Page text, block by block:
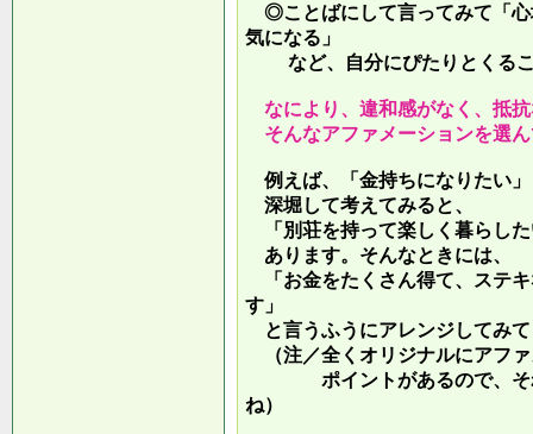
◎ことばにして言ってみて「心
気になる」
など、自分にぴたりとくるこ
なにより、違和感がなく、抵
そんなアファメーションを選
例えば、「金持ちになりたい
深堀して考えてみると、
「別荘を持って楽しく暮らし
あります。そんなときには、
「お金をたくさん得て、ステ
す」
と言うふうにアレンジしてみ
（注／全くオリジナルにアフ
ポイントがあるので、それ
ね）